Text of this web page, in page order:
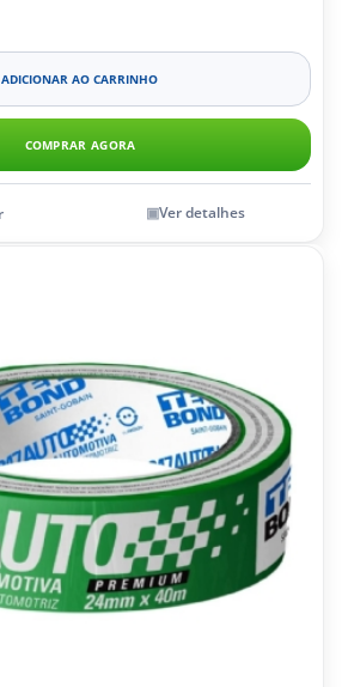
ADICIONAR AO CARRINHO
COMPRAR AGORA
Ver detalhes